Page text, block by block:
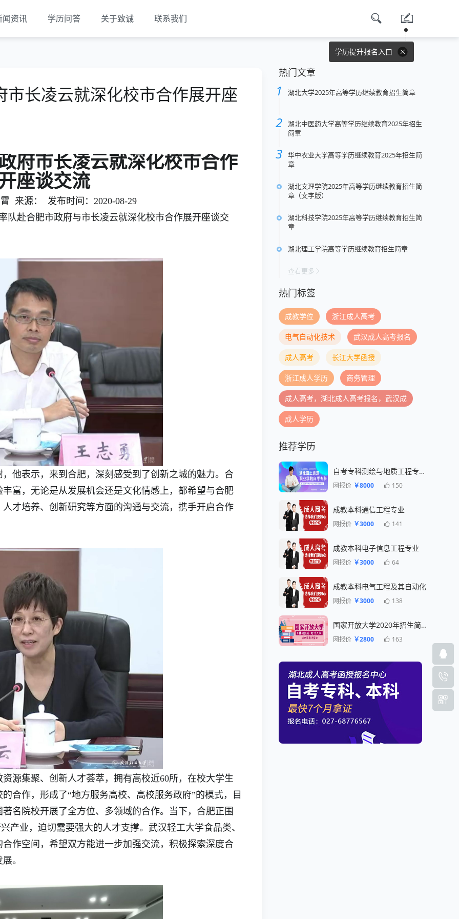
闻资讯 学历问答 关于致诚 联系我们
学历提升报名入口
长凌云就深化校市合作展开座
府市长凌云就深化校市合作
座谈交流
来源： 发布时间：2020-08-29
队赴合肥市政府与市长凌云就深化校市合作展开座谈交
他表示，来到合肥，深刻感受到了创新之城的魅力。合
富，无论是从发展机会还是文化情感上，都希望与合肥
才培养、创新研究等方面的沟通与交流，携手开启合作
源集聚、创新人才荟萃，拥有高校近60所，在校大学生
合作，形成了“地方服务高校、高校服务政府”的模式，目
名院校开展了全方位、多领域的合作。当下，合肥正围
产业，迫切需要强大的人才支撑。武汉轻工大学食品类、
作空间，希望双方能进一步加强交流，积极探索深度合
。
热门文章
湖北大学2025年高等学历继续教育招生简章
湖北中医药大学高等学历继续教育2025年招生
简章
华中农业大学高等学历继续教育2025年招生简
章
湖北文理学院2025年高等学历继续教育招生简
章（文字版）
湖北科技学院2025年高等学历继续教育招生简
章
湖北理工学院高等学历继续教育招生简章
查看更多
热门标签
成教学位 浙江成人高考
电气自动化技术 武汉成人高考报名
成人高考 长江大学函授
浙江成人学历 商务管理
成人高考，湖北成人高考报名，武汉成
成人学历
推荐学历
自考专科测绘与地质工程专业一年毕业
网报价 ￥8000 150
成教本科通信工程专业
网报价 ￥3000 141
成教本科电子信息工程专业
网报价 ￥3000 64
成教本科电气工程及其自动化
网报价 ￥3000 138
国家开放大学2020年招生简章
网报价 ￥2800 163